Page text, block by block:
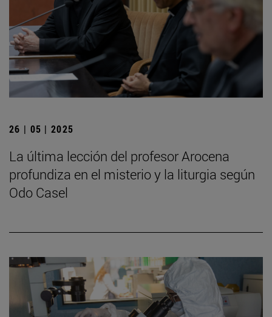
26 | 05 | 2025
La última lección del profesor Arocena
profundiza en el misterio y la liturgia según
Odo Casel